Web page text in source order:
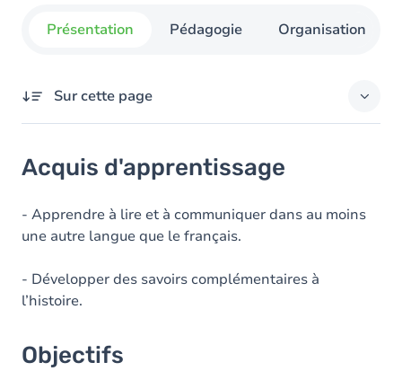
Présentation Pédagogie Organisation
Sur cette page
Objectifs
Contenu
Acquis d'apprentissage
- Apprendre à lire et à communiquer dans au moins
une autre langue que le français.
- Développer des savoirs complémentaires à
l’histoire.
Objectifs